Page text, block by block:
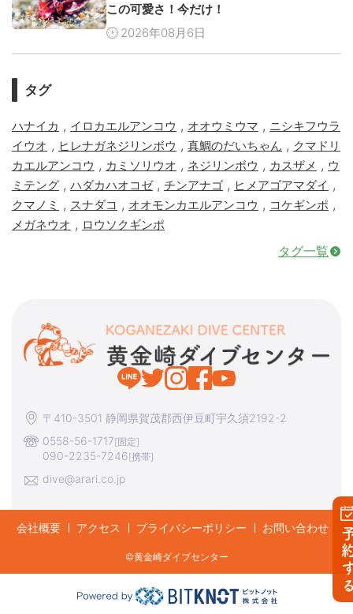
予
この可愛さ！今だけ！
2026年08月6日
タグ
ハナイカ , イロカエルアンコウ , オオウミウマ , ニシキフウラ
イウオ , ヒレナガネジリンボウ , 真鯛のだいちゃん , クマドリ
カエルアンコウ , カミソリウオ , ネジリンボウ , カスザメ , ウ
ミテング , ハダカハオコゼ, チンアナゴ , ヒメアゴアマダイ ,
クマノミ , スナダコ , オオモンカエルアンコウ , コケギンポ ,
メガネウオ , ロウソクギンポ
タグ一覧
〒410-3501 静岡県賀茂郡西伊豆町宇久須2192-2
0558-56-1717[固定]
090-2235-7246[携帯]
dive@arari.co.jp
会社概要 アクセス プライバシーポリシー お問い合わせ
©︎黄金崎ダイブセンター